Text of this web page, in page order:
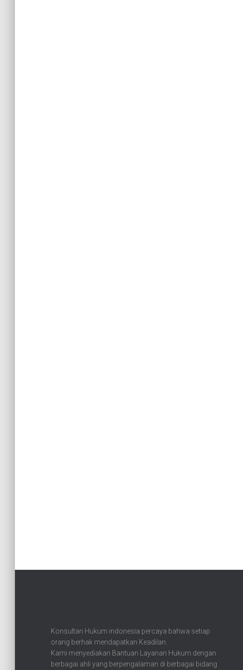
Konsultan Hukum indonesia percaya bahwa setiap
orang berhak mendapatkan Keadilan.
Kami menyediakan Bantuan Layanan Hukum dengan
berbagai ahli yang berpengalaman di berbagai bidang